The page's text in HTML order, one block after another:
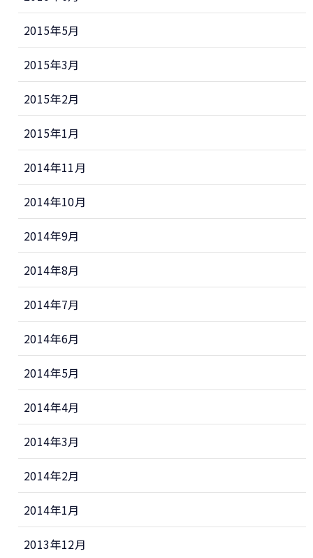
2015年5月
2015年3月
2015年2月
2015年1月
2014年11月
2014年10月
2014年9月
2014年8月
2014年7月
2014年6月
2014年5月
2014年4月
2014年3月
2014年2月
2014年1月
2013年12月